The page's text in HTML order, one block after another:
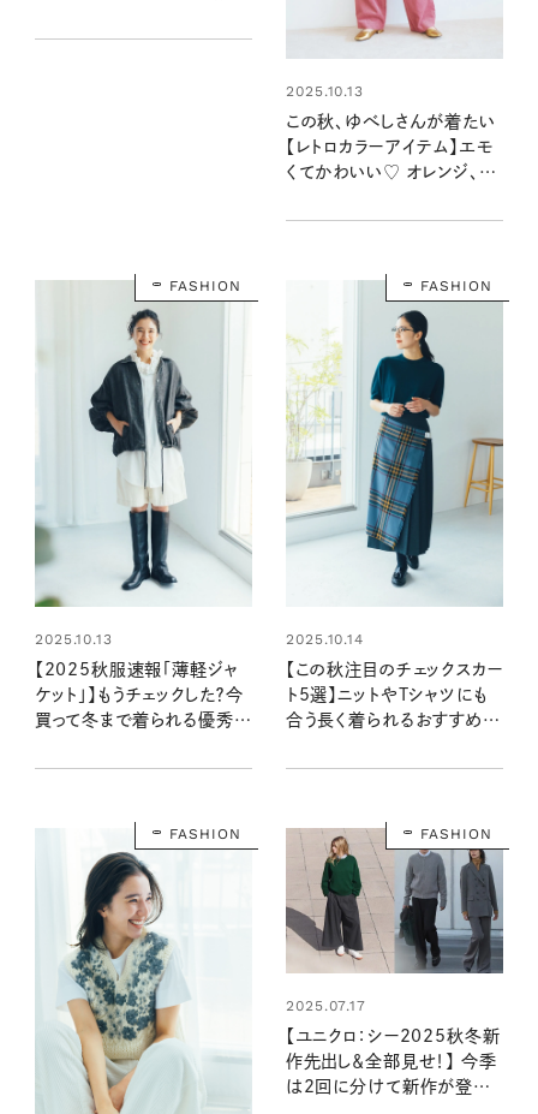
2025.10.13
この秋、ゆべしさんが着たい
【レトロカラーアイテム】エモ
くてかわいい♡ オレンジ、オ
注目カラーが集合！
FASHION
2025.10.13
【2025秋服速報「薄軽ジャ
ケット」】もうチェックした？今
買って冬まで着られる優秀ア
がセレクト
FASHION
2025.10.14
【この秋注目のチェックスカー
ト5選】ニットやTシャツにも
合う長く着られるおすすめ
FASHION FASHION
2025.07.17
【ユニクロ：シー2025秋冬新
作先出し＆全部見せ！】 今季
は2回に分けて新作が登場！